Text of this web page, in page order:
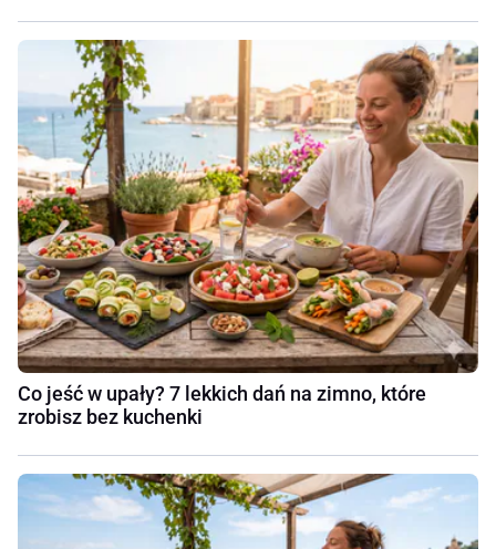
Co jeść w upały? 7 lekkich dań na zimno, które
zrobisz bez kuchenki